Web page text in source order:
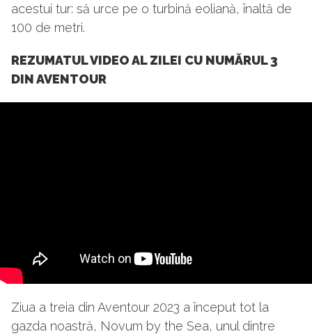
acestui tur: să urce pe o turbină eoliană, înaltă de
100 de metri.
REZUMATUL VIDEO AL ZILEI CU NUMĂRUL 3
DIN AVENTOUR
Ziua a treia din Aventour 2023 a început tot la
gazda noastră, Novum by the Sea, unul dintre